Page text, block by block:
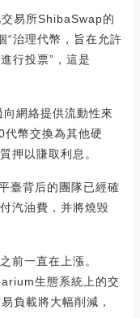
易所ShibaSwap的
“治理代幣，旨在允許
行投票”，這是
網絡提供流動性來
幣交換為其他硬
押以賺取利息。
臺背后的團隊已經確
汽油費，并將燒毀
前一直在上漲。
生態系統上的交
負載將大幅削減，